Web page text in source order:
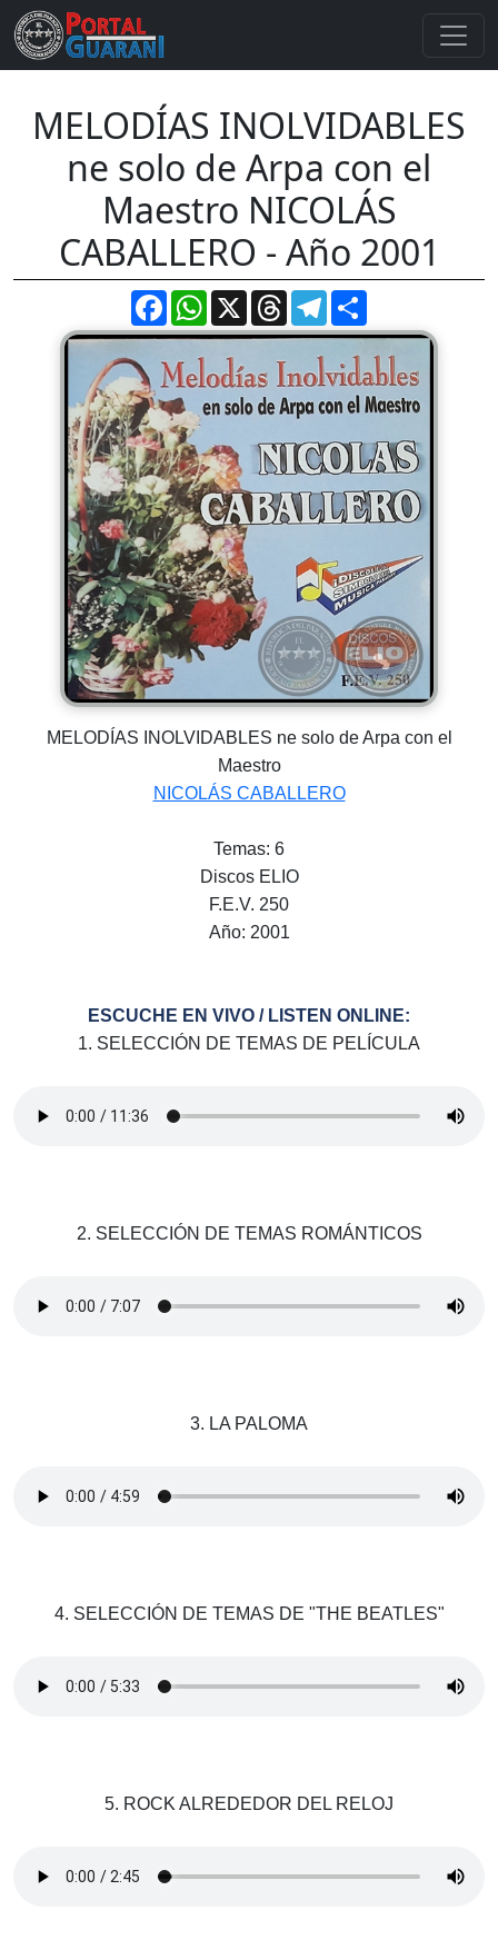
MELODÍAS INOLVIDABLES
ne solo de Arpa con el
Maestro NICOLÁS
CABALLERO - Año 2001
FacebookWhatsApp
X ThreadsTelegram
MELODÍAS INOLVIDABLES ne solo de Arpa con el
Maestro
NICOLÁS CABALLERO
Temas: 6
Discos ELIO
F.E.V. 250
Año: 2001
ESCUCHE EN VIVO / LISTEN ONLINE:
1. SELECCIÓN DE TEMAS DE PELÍCULA
2. SELECCIÓN DE TEMAS ROMÁNTICOS
3. LA PALOMA
4. SELECCIÓN DE TEMAS DE "THE BEATLES"
5. ROCK ALREDEDOR DEL RELOJ